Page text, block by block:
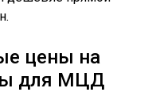
цены на
для МЦД